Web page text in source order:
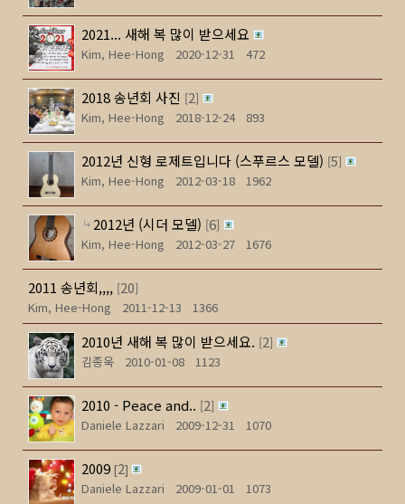
2021... 새해 복 많이 받으세요
Kim, Hee-Hong 2020-12-31 472
2018 송년회 사진 [2]
Kim, Hee-Hong
2018-12-24 893
2012년 신형 로제트입니다 (스푸르스 모델) [5]
Kim, Hee-Hong
2012-03-18 1962
2012년 (시더 모델) [6]
Kim, Hee-Hong
2012-03-27 1676
2011 송년회,,,, [20]
Kim, Hee-Hong
2011-12-13 1366
2010년 새해 복 많이 받으세요. [2]
김종욱
2010-01-08 1123
2010 - Peace and.. [2]
Daniele Lazzari
2009-12-31 1070
2009 [2]
Daniele Lazzari
2009-01-01 1073